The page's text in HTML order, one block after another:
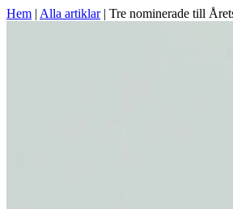
Hem | Alla artiklar| Tre nominerade till